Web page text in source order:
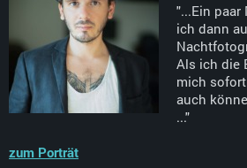
"...Ein
ich dann
Als ich die
mich
auch
..."
zum Porträt